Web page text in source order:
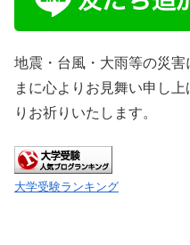
地震・台風・大雨等の災
まに心よりお見舞い申し
りお祈りいたします。
大学受験ランキング